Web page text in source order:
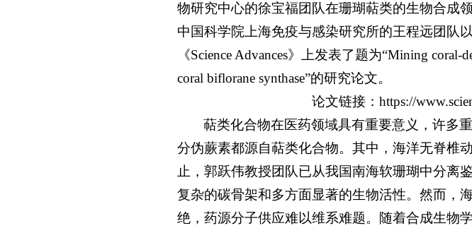
物研究中心的徐宝福团队在珊瑚萜类的生物合成
中国科学院上海免疫与感染研究所的王程远团队
《Science Advances》上发表了题为“Mining coral-
coral biflorane synthase”的研究论文。
论文链接：https://
萜类化合物在医药领域具有重要意义，许多
分伪蕨素都源自萜类化合物。其中，海洋无脊椎
止，郭跃伟教授团队已从我国南海软珊瑚中分离
复杂的碳骨架和多方面显著的生物活性。然而，
绝，药源分子供应难以维系难题。随着合成生物